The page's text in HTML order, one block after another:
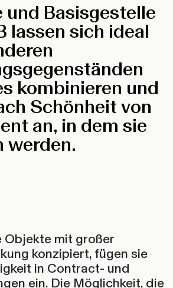
und Basisgestelle
lassen sich ideal
kombinieren und
Schönheit von
an, in dem sie
werden.
Objekte mit großer
konzipiert, fügen sie
in Contract- und
ein. Die Möglichkeit, die